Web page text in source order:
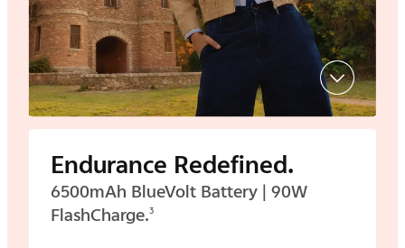
Endurance Redefined.
6500mAh BlueVolt Battery | 90W
FlashCharge.3